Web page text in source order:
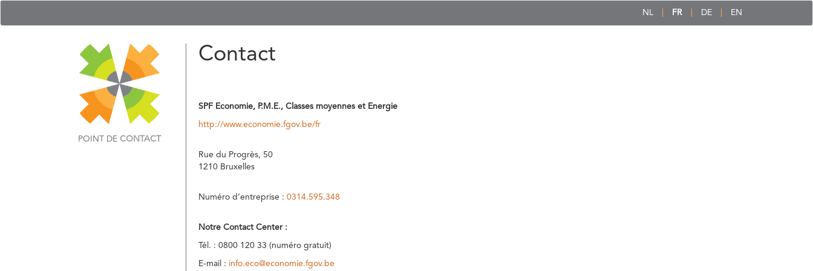
NL FR DE EN
POINT DE CONTACT
Contact
SPF Economie, P.M.E., Classes moyennes et Energie
http://www.economie.fgov.be/fr
Rue du Progrès, 50
1210 Bruxelles
Numéro d’entreprise : 0314.595.348
Notre Contact Center :
Tél. : 0800 120 33 (numéro gratuit)
E-mail : info.eco@economie.fgov.be